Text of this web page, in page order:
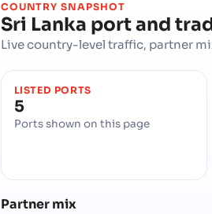
COUNTRY SNAPSHOT
Sri Lanka port and
Live country-level traffic, partner
LISTED PORTS
5
Ports shown on this page
Partner mix